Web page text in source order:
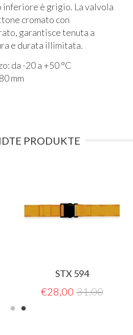
inferiore è grigio. La valvola
cromato con
garantisce tenuta a
e durata illimitata.
da -20 a +50 °C
mm
PRODUKTE
STX 594
€28,00 31,00